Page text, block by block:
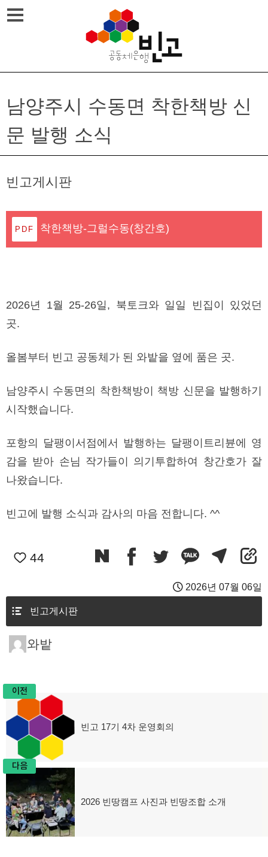
Skip
to
남양주시 수동면 착한책방 신
문 발행 소식
빈고게시판
착한책방-그럴수동(창간호)
2026년 1월 25-26일, 북토크와 일일 빈집이 있었던
곳.
올봄부터 빈고 공동체가 된 와밭을 옆에 품은 곳.
남양주시 수동면의 착한책방이 책방 신문을 발행하기
시작했습니다.
포항의 달팽이서점에서 발행하는 달팽이트리뷴에 영
감을 받아 손님 작가들이 의기투합하여 창간호가 잘
나왔습니다.
빈고에 발행 소식과 감사의 마음 전합니다. ^^
44
2026년 07월 06일
빈고게시판
와밭
글
탐
색
이전
이
빈고 17기 4차 운영회의
다음
다
2026 빈땅캠프 사진과 빈땅조합 소개